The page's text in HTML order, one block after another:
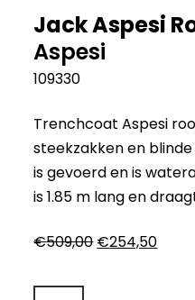
Jack Aspesi
Aspesi
109330
Trenchcoat Aspesi
steekzakken en
is gevoerd en is
is 1.85 m lang en
€509,00 €254,50